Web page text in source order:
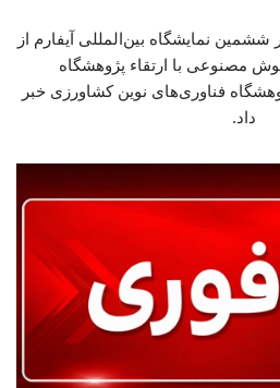
نمایشگاه بین‌المللی آیفارم از
مصنوعی با ارتقاء پژوهشگاه
فناوری‌های نوین کشاورزی خبر
داد.